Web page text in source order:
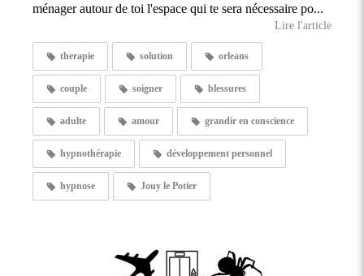
ménager autour de toi l'espace qui te sera nécessaire po...
Lire l'article
therapie solution orleans
couple soigner blessures
adulte amour grandir en conscience
hypnothérapie développement personnel
hypnose Jouy le Potier